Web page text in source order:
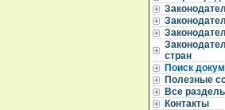
стран
Поиск
Полезные
Все
Контакты